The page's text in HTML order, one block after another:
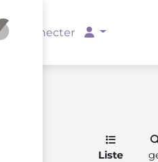
Se connecter
Liste